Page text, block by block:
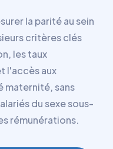
la parité au sein
critères clés
les taux
l'accès aux
maternité, sans
du sexe sous-
rémunérations.